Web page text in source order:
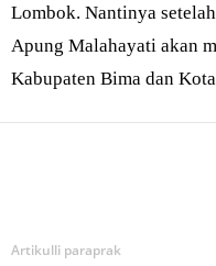
Lombok. Nantinya
Apung Malahayati akan
Kabupaten Bima dan
Artikulli paraprak